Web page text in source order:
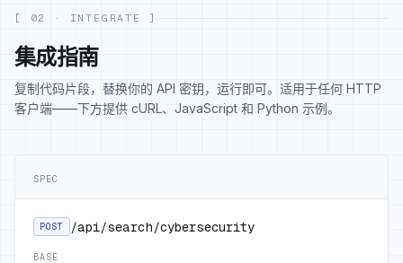
[ 02 · INTEGRATE ]
集成指南
复制代码片段，替换你的 API 密钥，运行即可。适用于任何 HTTP
客户端——下方提供 cURL、JavaScript 和 Python 示例。
SPEC
POST /api/search/cybersecurity
BASE